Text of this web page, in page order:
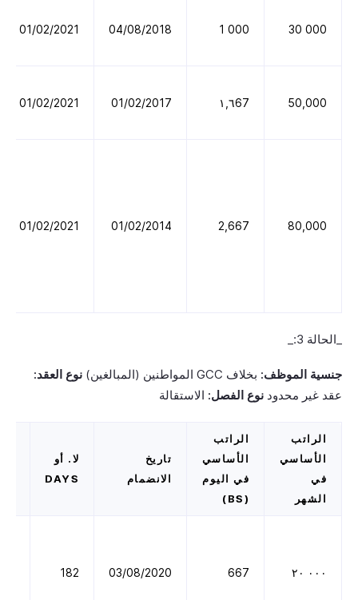
000 30
000 1
04/08/2018
01/02/2021
50,000 ١,٦67 01/02/2017
01/02/2021
80,000
2,667
01/02/2014
01/02/2021
_الحالة 3:_
جنسية الموظف: بخلاف GCC المواطنين (المبالغين)
نوع العقد:
عقد غير محدود نوع الفصل: الاستقالة
الراتب
الأساسي
في
الشهر
الراتب
الأساسي
في اليوم
(BS)
تاريخ
الانضمام
لا. أو
DAYS
٠٠٠ ٢٠ 667
03/08/2020
182